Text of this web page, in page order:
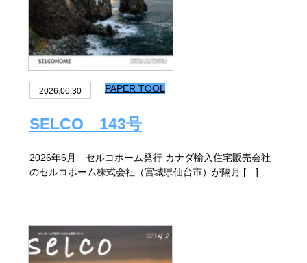
2026.06.30 PAPER TOOL
SELCO 143号
2026年6月 セルコホーム発行 カナダ輸入住宅販売会社
のセルコホーム株式会社（宮城県仙台市）が隔月 […]